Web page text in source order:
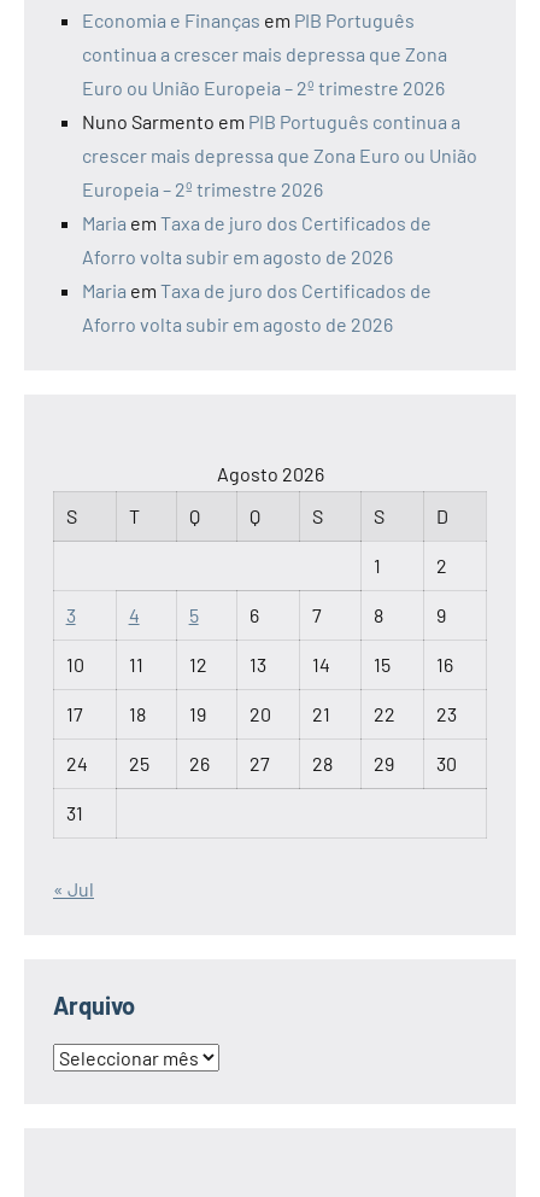
Economia e Finanças em PIB Português
continua a crescer mais depressa que Zona
Euro ou União Europeia – 2º trimestre 2026
Nuno Sarmento em PIB Português continua a
crescer mais depressa que Zona Euro ou União
Europeia – 2º trimestre 2026
Maria em Taxa de juro dos Certificados de
Aforro volta subir em agosto de 2026
Maria em Taxa de juro dos Certificados de
Aforro volta subir em agosto de 2026
Agosto 2026
S
T Q Q S S D
1 2
3 4 5 6 7 8 9
10 11 12 13 14 15 16
17 18 19 20 21 22 23
24 25 26 27 28 29 30
31
« Jul
Arquivo
Arquivo